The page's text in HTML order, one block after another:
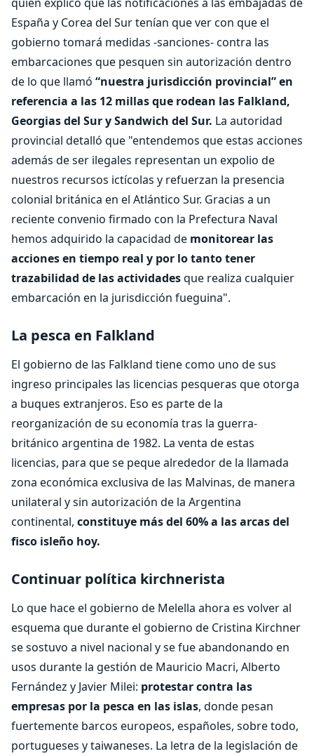
España y Corea del Sur tenían que ver con que el
gobierno tomará medidas -sanciones- contra las
embarcaciones que pesquen sin autorización dentro
de lo que llamó “nuestra jurisdicción provincial” en
referencia a las 12 millas que rodean las Falkland,
Georgias del Sur y Sandwich del Sur. La autoridad
provincial detalló que "entendemos que estas acciones
además de ser ilegales representan un expolio de
nuestros recursos ictícolas y refuerzan la presencia
colonial británica en el Atlántico Sur. Gracias a un
reciente convenio firmado con la Prefectura Naval
hemos adquirido la capacidad de monitorear las
acciones en tiempo real y por lo tanto tener
trazabilidad de las actividadesque realiza cualquier
embarcación en la jurisdicción fueguina".
La pesca en Falkland
El gobierno de las Falkland tiene como uno de sus
ingreso principales las licencias pesqueras que otorga
a buques extranjeros. Eso es parte de la
reorganización de su economía tras la guerra-
británico argentina de 1982. La venta de estas
licencias, para que se peque alrededor de la llamada
zona económica exclusiva de las Malvinas, de manera
unilateral y sin autorización de la Argentina
continental, constituye más del 60% a las arcas del
fisco isleño hoy.
Continuar política kirchnerista
Lo que hace el gobierno de Melella ahora es volver al
esquema que durante el gobierno de Cristina Kirchner
se sostuvo a nivel nacional y se fue abandonando en
usos durante la gestión de Mauricio Macri, Alberto
Fernández y Javier Milei: protestar contra las
empresas por la pesca en las islas, donde pesan
fuertemente barcos europeos, españoles, sobre todo,
portugueses y taiwaneses. La letra de la legislación de